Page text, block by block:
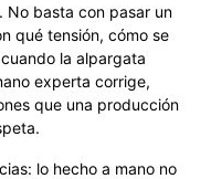
No basta con pasar un
qué tensión, cómo se
la alpargata
experta corrige,
que una producción
lo hecho a mano no